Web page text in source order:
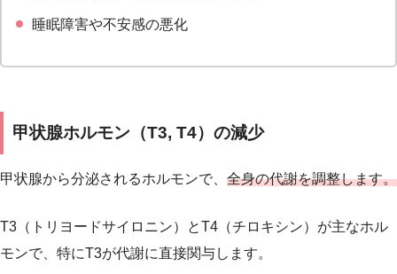
睡眠障害や不安感の悪化
甲状腺ホルモン（T3, T4）の減少
甲状腺から分泌されるホルモンで、 全身の代謝を調整します。
T3（トリヨードサイロニン）とT4（チロキシン）が主なホル
モンで、特にT3が代謝に直接関与します。